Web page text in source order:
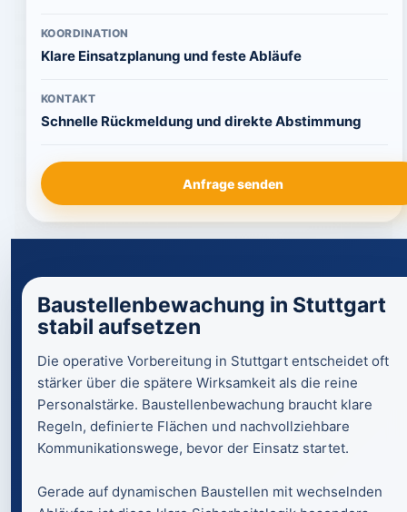
KOORDINATION
Klare Einsatzplanung und feste Abläufe
KONTAKT
Schnelle Rückmeldung und direkte Abstimmung
Anfrage senden
Baustellenbewachung in Stuttgart
stabil aufsetzen
Die operative Vorbereitung in Stuttgart entscheidet oft
stärker über die spätere Wirksamkeit als die reine
Personalstärke. Baustellenbewachung braucht klare
Regeln, definierte Flächen und nachvollziehbare
Kommunikationswege, bevor der Einsatz startet.
Gerade auf dynamischen Baustellen mit wechselnden